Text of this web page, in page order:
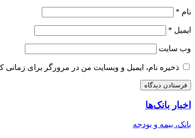
نام *
ایمیل *
وب‌ سایت
ذخیره نام، ایمیل و وبسایت من در مرورگر برای زمانی
اخبار بانک‌ها
بانک، بیمه و بودجه